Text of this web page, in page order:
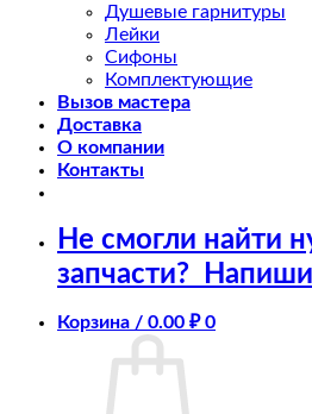
Душевые гарнитуры
Лейки
Сифоны
Комплектующие
Вызов мастера
Доставка
О компании
Контакты
Не смогли найти
запчасти?
Корзина / 0.00 ₽ 0